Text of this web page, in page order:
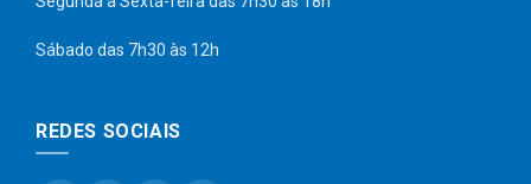
Sábado das 7h30 às 12h
REDES SOCIAIS